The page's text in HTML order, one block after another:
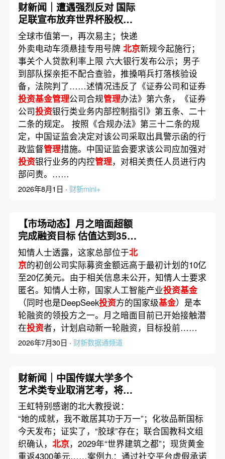
财新闻｜遭遇强烈反对 国际
足联宣布放弃世界杯股权出
售项目
全球市值第一，再次易主；快递
外卖电动车须悬挂专用号牌 北京新规今起施行；
事关个人贷款利率上限 六大银行发布公示；男子
到部队探亲拒不配合查验，推搡哨兵打落核验设
备，法院判了……述情况违反了《证券公司和证券
投资基金管理公司合规管理办法》第六条，《证券
公司投资银行类业务内部控制指引》第五条、二十
二条的规定。 按照《合规办法》第三十二条的规
定，中国证监会决定对该公司采取出具警示函的行
政监督管理措施。中国证监会要求该公司应加强对
投资银行业务的内控管理，对相关责任人员进行内
部问责。……
2026年8月1日 · 财新mini+
【市场动态】月之暗面超额
完成融资目标 估值达到350
亿美元
知情人士透露，这家总部位于北
京的初创公司实际募资金额远高于最初计划的10亿
至20亿美元。由于相关信息未公开，知情人士要求
匿名。知情人士称，国家人工智能产业投资基金
（同时也是DeepSeek投资方的国家级基金）是本
轮融资的领投方之一。月之暗面目前已开始接触潜
在投资者，计划启动新一轮融资，目标投前……
2026年7月30日 · 财新数据通频道
财新闻｜中国传媒大学多个
艺术类专业取消艺考，将依
据考生高考文化课成绩由高
到低依次录取
王虹特别感谢的北大教授说：
“她的成就，我不敢居其功于万一”；化妆品新国标
今天发布；证实了，“胶球”存在；联合国教科文组
织确认， 北京，2029年“世界建筑之都”；现货黄金
重返4300美元……案例九：通过社交平台虚假承诺